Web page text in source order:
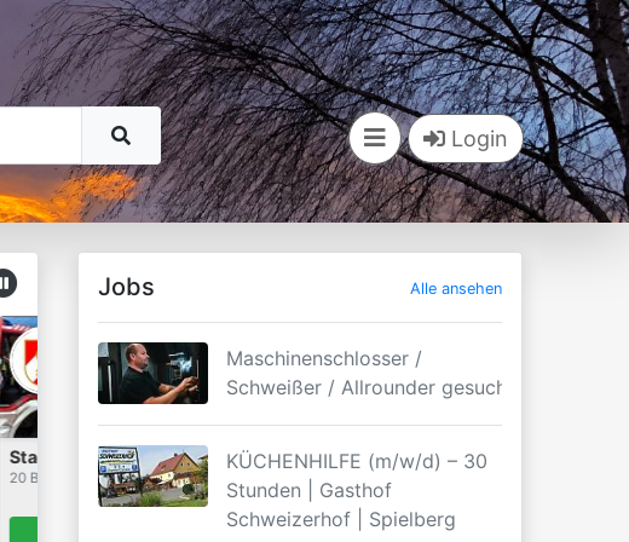
Login
Stadtfeuerwehr Murau
20 Beitäge
Hannelore Spreitzer Thomas Felfer
Jobs Alle ansehen
Maschinenschlosser /
Schweißer / Allrounder gesucht
KÜCHENHILFE (m/w/d) – 30
Stunden | Gasthof
Schweizerhof | Spielberg